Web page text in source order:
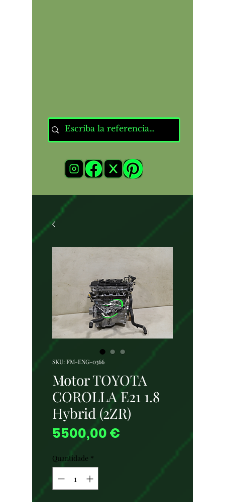
SKU: FM-ENG-0366
Motor TOYOTA
COROLLA E21 1.8
Hybrid (2ZR)
5500,00 €
Quantidade *